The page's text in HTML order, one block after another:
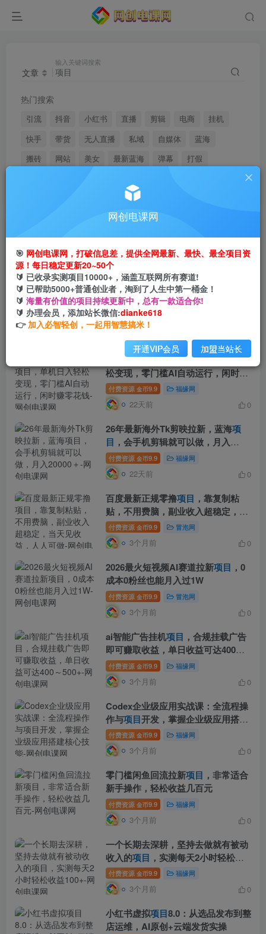
文章
输入关键词搜索
热门搜索
引流 抖音 小红书 直播 剪辑 电商
挂机
快手
带货 无人直播 私域 自媒体
蓝海
搬砖
网站 美女 最新蓝海 弹幕
打假
搜索[项目]，共找到13460
普通人可以做闲鱼虚拟资源搬砖
目，低成本副业轻松月收益万元！
付费资源 金币9.9
2026智能广告挂机项目，单机日入轻
松变现，零门槛AI自动运行，闲时赚
零花钱
付费资源 金币9.9 福缘网
22天前 0
26年最新海外Tk剪映拉新，蓝海项
目 ，会手机剪辑就可以做，月入
20000＋
付费资源 金币9.9 福缘网
22天前 0
百度最新正规零撸项目 ，靠复制粘
贴，不用费脑，副业收入超稳定，当
天见收益，人人可做
付费资源 金币9.9 冒泡网
3个月前 0
2026最火短视频AI赛道拉新项目 ，0
成本0粉丝也能月入过1W
付费资源 金币9.9 冒泡网
3个月前 0
ai智能广告挂机项目 ，合规挂载广告
即可赚取收益，单日收益可达400～
500+
付费资源 金币9.9 福缘网
3个月前 0
Codex企业级应用实战课：全流程操
作与项目开发，掌握企业级应用搭建
核心技能
付费资源 金币9.9 福缘网
3个月前 0
零门槛闲鱼回流拉新项目 ，非常适合
新手操作，轻松收益几百元
付费资源 金币9.9 福缘网
3个月前 0
一个长期去深耕，坚持去做就有被动
收入的项目 ，实测每天2小时轻松收
益100+
付费资源 金币9.9 福缘网
3个月前 0
小红书虚拟项目8.0：从选品发布到整
店运维，AI原创+云端发货实操
网创电课网
🎯 网创电课网，打破信息差，提供全网最新、最快、最全项目资
源！每日稳定更新20~50个
🔰 已收录实测项目10000+，涵盖互联网所有赛道!
🔰 已帮助5000+普通创业者，淘到了人生中第一桶金！
🔰 海量有价值的项目持续更新中，总有一款适合你!
🔰 办理会员，添加站长微信:dianke618
👉 加入必智轻创，一起用智慧搞米！
开通VIP会员 加盟当站长